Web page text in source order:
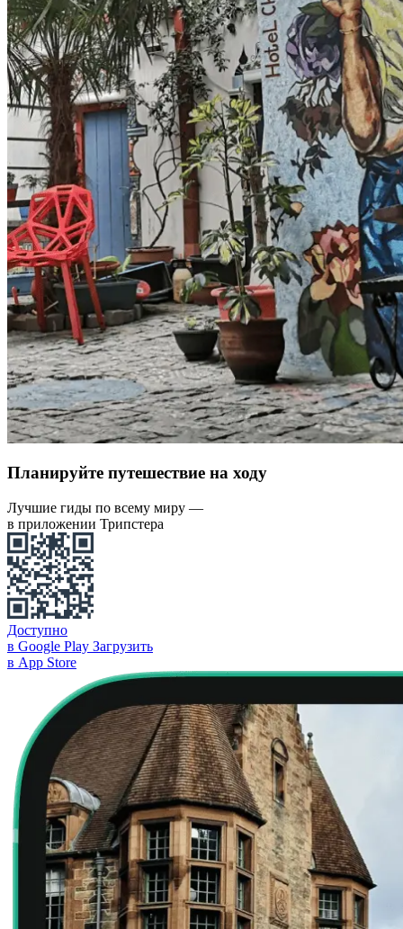
Планируйте путешествие на ходу
Лучшие гиды по всему миру —
в приложении Трипстера
Доступно
в Google Play Загрузить
в App Store